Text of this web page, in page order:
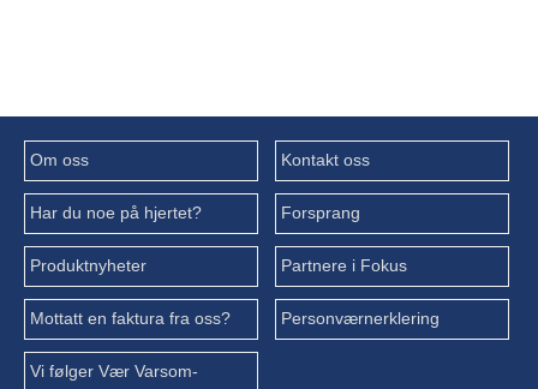
Om oss Kontakt oss
Har du noe på hjertet? Forsprang
Produktnyheter Partnere i Fokus
Mottatt en faktura fra oss? Personværnerklering
Vi følger Vær Varsom-